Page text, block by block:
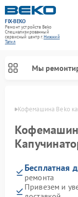
FIX-BEKO
Ремонт устройств Beko
Специализированный
cервисный центр г.Нижний
Тагил
Мы
Кофемашина Beko
Бесплатная
ремонта
Привезем и